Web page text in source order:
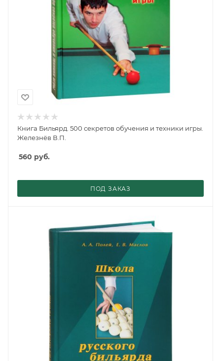
Книга Бильярд. 500 секретов обучения и техники игры.
Железнёв В.П.
560 руб.
ПОД ЗАКАЗ